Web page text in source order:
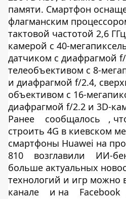
памяти. Смартфон
флагманским
тактовой частотой 2,6
камерой с 40-
датчиком с диафрагмой
телеобъективом с 8-
и диафрагмой f/2.4,
объективом с 16-
диафрагмой f/2.2 и 3D-
Ранее
сообщалось
,
строить 4G в киевском
смартфоны Huawei на
810
возглавили
ИИ-
больше актуальных
технологий и игр можно
канале
и на Facebook